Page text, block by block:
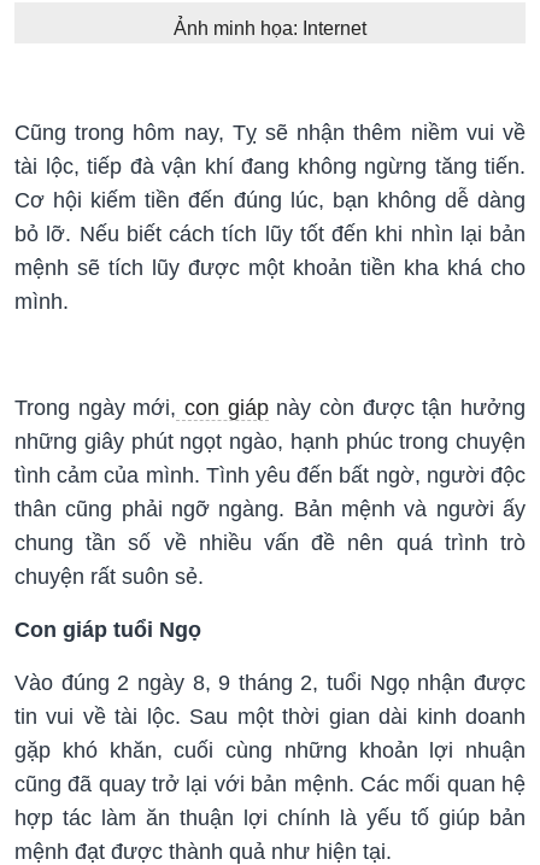
Ảnh minh họa: Internet
Cũng trong hôm nay, Tỵ sẽ nhận thêm niềm vui về
tài lộc, tiếp đà vận khí đang không ngừng tăng tiến.
Cơ hội kiếm tiền đến đúng lúc, bạn không dễ dàng
bỏ lỡ. Nếu biết cách tích lũy tốt đến khi nhìn lại bản
mệnh sẽ tích lũy được một khoản tiền kha khá cho
mình.
Trong ngày mới, con giápnày còn được tận hưởng
những giây phút ngọt ngào, hạnh phúc trong chuyện
tình cảm của mình. Tình yêu đến bất ngờ, người độc
thân cũng phải ngỡ ngàng. Bản mệnh và người ấy
chung tần số về nhiều vấn đề nên quá trình trò
chuyện rất suôn sẻ.
Con giáp tuổi Ngọ
Vào đúng 2 ngày 8, 9 tháng 2, tuổi Ngọ nhận được
tin vui về tài lộc. Sau một thời gian dài kinh doanh
gặp khó khăn, cuối cùng những khoản lợi nhuận
cũng đã quay trở lại với bản mệnh. Các mối quan hệ
hợp tác làm ăn thuận lợi chính là yếu tố giúp bản
mệnh đạt được thành quả như hiện tại.